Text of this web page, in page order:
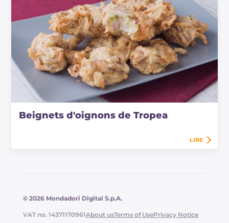
Beignets d'oignons de Tropea
LIRE
© 2026 Mondadori Digital S.p.A.
VAT no. 14371170961About usTerms of UsePrivacy Notice